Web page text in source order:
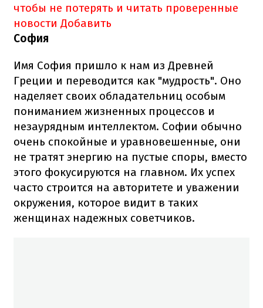
чтобы не потерять и читать проверенные
новости Добавить
София
Имя София пришло к нам из Древней
Греции и переводится как "мудрость". Оно
наделяет своих обладательниц особым
пониманием жизненных процессов и
незаурядным интеллектом. Софии обычно
очень спокойные и уравновешенные, они
не тратят энергию на пустые споры, вместо
этого фокусируются на главном. Их успех
часто строится на авторитете и уважении
окружения, которое видит в таких
женщинах надежных советчиков.